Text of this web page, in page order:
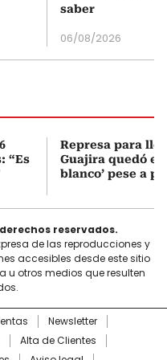
saber
06/08/2026
“Es
Represa para
Guajira quedó en
blanco’ pese a
derechos reservados.
de las reproducciones y
accesibles desde este sitio
u otros medios que resulten
Newsletter
Alta de Clientes